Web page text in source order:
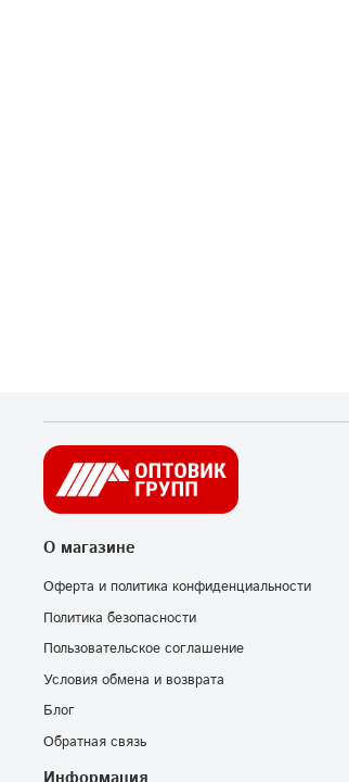
О магазине
Оферта и политика конфиденциальности
Политика безопасности
Пользовательское соглашение
Условия обмена и возврата
Блог
Обратная связь